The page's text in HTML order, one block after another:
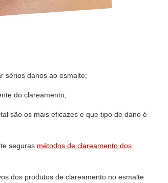
sérios danos ao esmalte;
do clareamento;
são os mais eficazes e que tipo de dano é
seguras métodos de clareamento dos
dos produtos de clareamento no esmalte